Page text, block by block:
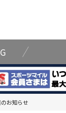
お知らせ